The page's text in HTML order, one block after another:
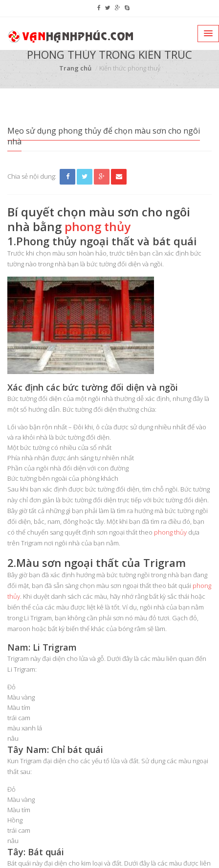
PHONG THỦY TRONG KIẾN TRÚC
Trang chủ Kiến thức phong thuỷ
Mẹo sử dụng phong thủy để chọn màu sơn cho ngôi
nhà
Chia sẻ nội dung:
Bí quyết chọn màu sơn cho ngôi
nhà bằng phong thủy
1.Phong thủy ngoại thất và bát quái
Trước khi chọn màu sơn hoàn hảo, trước tiên bạn cần xác định bức
tường nào trong nhà bạn là bức tường đối diện và ngồi.
Xác định các bức tường đối diện và ngồi
Bức tường đối diện của một ngôi nhà thường dễ xác định, nhưng đây là
một số hướng dẫn. Bức tường đối diện thường chứa:
Lối vào bận rộn nhất – Đôi khi, ô cửa được sử dụng nhiều nhất để vào
và ra khỏi nhà là bức tường đối diện.
Một bức tường có nhiều cửa sổ nhất
Phía nhà nhận được ánh sáng tự nhiên nhất
Phần của ngôi nhà đối diện với con đường
Bức tường bên ngoài của phòng khách
Sau khi bạn xác định được bức tường đối diện, tìm chỗ ngồi. Bức tường
này chỉ đơn giản là bức tường đối diện trực tiếp với bức tường đối diện.
Bây giờ tất cả những gì bạn phải làm là tìm ra hướng mà bức tường ngồi
đối diện, bắc, nam, đông hoặc tây. Một khi bạn đã tìm ra điều đó, bạn
có thể chuyển sang quyết định sơn ngoại thất theo phong thủy dựa
trên Trigram nơi ngôi nhà của bạn nằm.
2.Màu sơn ngoại thất của Trigram
Bây giờ bạn đã xác định hướng mà bức tường ngồi trong nhà bạn đang
đối mặt, bạn đã sẵn sàng chọn màu sơn ngoại thất theo bát quái phong
thủy. Khi duyệt danh sách các màu, hãy nhớ rằng bất kỳ sắc thái hoặc
biến thể của các màu được liệt kê là tốt. Ví dụ, ngôi nhà của bạn nằm
trong Li Trigram, bạn không cần phải sơn nó màu đỏ tươi. Gạch đỏ,
maroon hoặc bất kỳ biến thể khác của bóng râm sẽ làm.
Nam: Li Trigram
Trigram này đại diện cho lửa và gỗ. Dưới đây là các màu liên quan đến
Li Trigram:
Đỏ
Màu vàng
Màu tím
trái cam
màu xanh lá
nâu
Tây Nam: Chỉ bát quái
Kun Trigram đại diện cho các yếu tố lửa và đất. Sử dụng các màu ngoại
thất sau:
Đỏ
Màu vàng
Màu tím
Hồng
trái cam
nâu
Tây: Bát quái
Bát quái này đại diện cho kim loại và đất. Dưới đây là các màu được liên